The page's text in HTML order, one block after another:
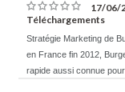
17/06/
Téléchargements
Stratégie Marketing de
en France fin 2012,
rapide aussi connue